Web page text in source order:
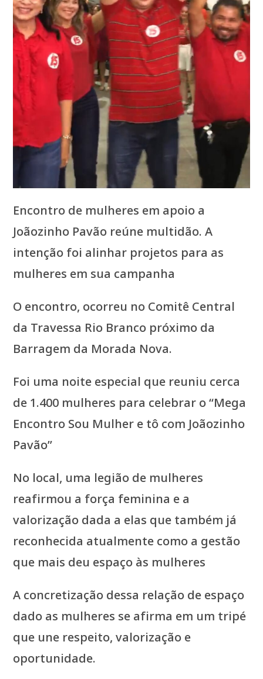
Encontro de mulheres em apoio a
Joãozinho Pavão reúne multidão. A
intenção foi alinhar projetos para as
mulheres em sua campanha
O encontro, ocorreu no Comitê Central
da Travessa Rio Branco próximo da
Barragem da Morada Nova.
Foi uma noite especial que reuniu cerca
de 1.400 mulheres para celebrar o “Mega
Encontro Sou Mulher e tô com Joãozinho
Pavão”
No local, uma legião de mulheres
reafirmou a força feminina e a
valorização dada a elas que também já
reconhecida atualmente como a gestão
que mais deu espaço às mulheres
A concretização dessa relação de espaço
dado as mulheres se afirma em um tripé
que une respeito, valorização e
oportunidade.